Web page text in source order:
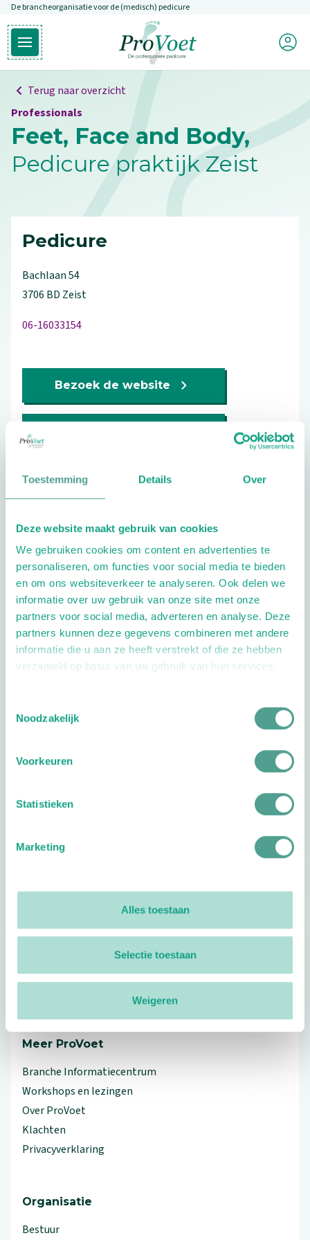
Toestemming Details Over
Deze website maakt gebruik van cookies
We gebruiken cookies om content en advertenties te
personaliseren, om functies voor social media te bieden
en om ons websiteverkeer te analyseren. Ook delen we
informatie over uw gebruik van onze site met onze
partners voor social media, adverteren en analyse. Deze
partners kunnen deze gegevens combineren met andere
informatie die u aan ze heeft verstrekt of die ze hebben
verzameld op basis van uw gebruik van hun services.
Noodzakelijk
Voorkeuren
Statistieken
Marketing
Alles toestaan
Selectie toestaan
Weigeren
Overslaan en naar de inhoud gaan
De brancheorganisatie voor de (medisch) pedicure
Open hoofdmenu
Ga naar de homepagina
Mijn
Terug naar overzicht
Professionals
Feet, Face and Body,
Pedicure praktijk Zeist
Pedicure
Bachlaan54
3706 BD Zeist
06-16033154
Bezoek de website
Openingstijden
Dag Tijd
Maandag
08:30 - 17:00
Dinsdag
Donderdag
09:00 - 13:30
(Let op uitgaande link)
(Let op uitgaande link)
twitter(Let op uitgaande link)
instagram
Meer ProVoet
Branche Informatiecentrum
Workshops en lezingen
Over ProVoet
Klachten
Privacyverklaring
Organisatie
Bestuur